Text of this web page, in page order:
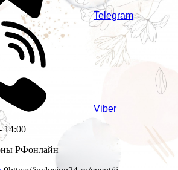
Telegram
Viber
14:00
РФонлайн